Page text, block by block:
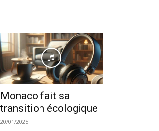
Monaco fait sa
transition écologique
20/01/2025